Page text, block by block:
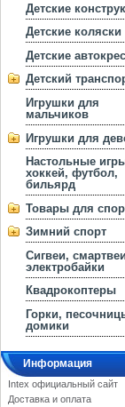
Детские
Детские коляски
Детские
Детский
Игрушки для
мальчиков
Игрушки для
Настольные
хоккей, футбол,
бильярд
Товары для
Зимний спорт
Сигвеи,
электробайки
Квадрокоптеры
Горки,
домики
Информация
Intex официальный сайт
Доставка и оплата